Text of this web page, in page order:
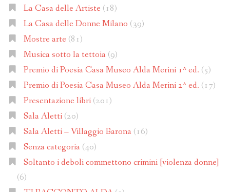
La Casa delle Artiste (18)
La Casa delle Donne Milano (39)
Mostre arte (81)
Musica sotto la tettoia (9)
Premio di Poesia Casa Museo Alda Merini 1^ ed. (5)
Premio di Poesia Casa Museo Alda Merini 2^ ed. (17)
Presentazione libri(201)
Sala Aletti(20)
Sala Aletti – Villaggio Barona (16)
Senza categoria (40)
Soltanto i deboli commettono crimini [violenza donne]
(6)